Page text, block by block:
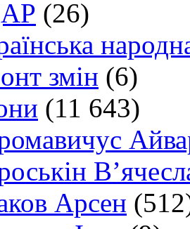
(26)
змін (6)
(11 643)
Арсен